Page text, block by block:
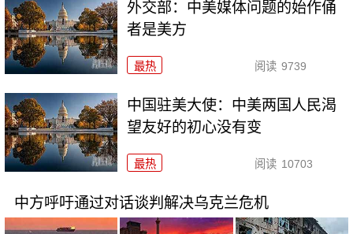
外交部：中美媒体问题的始作俑
者是美方
最热 阅读 9739
中国驻美大使：中美两国人民渴
望友好的初心没有变
最热 阅读 10703
中方呼吁通过对话谈判解决乌克兰危机